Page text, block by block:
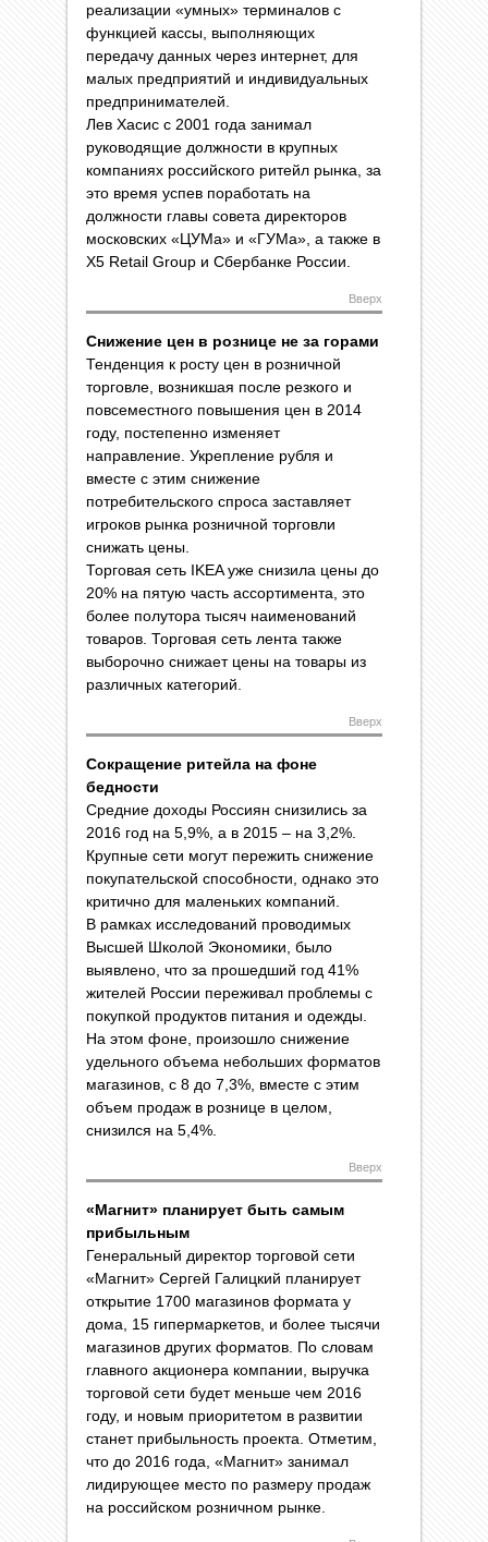
реализации «умных» терминалов с
функцией кассы, выполняющих
передачу данных через интернет, для
малых предприятий и индивидуальных
предпринимателей.
Лев Хасис с 2001 года занимал
руководящие должности в крупных
компаниях российского ритейл рынка, за
это время успев поработать на
должности главы совета директоров
московских «ЦУМа» и «ГУМа», а также в
X5 Retail Group и Сбербанке России.
Вверх
Снижение цен в рознице не за горами
Тенденция к росту цен в розничной
торговле, возникшая после резкого и
повсеместного повышения цен в 2014
году, постепенно изменяет
направление. Укрепление рубля и
вместе с этим снижение
потребительского спроса заставляет
игроков рынка розничной торговли
снижать цены.
Торговая сеть IKEA уже снизила цены до
20% на пятую часть ассортимента, это
более полутора тысяч наименований
товаров. Торговая сеть лента также
выборочно снижает цены на товары из
различных категорий.
Вверх
Сокращение ритейла на фоне
бедности
Средние доходы Россиян снизились за
2016 год на 5,9%, а в 2015 – на 3,2%.
Крупные сети могут пережить снижение
покупательской способности, однако это
критично для маленьких компаний.
В рамках исследований проводимых
Высшей Школой Экономики, было
выявлено, что за прошедший год 41%
жителей России переживал проблемы с
покупкой продуктов питания и одежды.
На этом фоне, произошло снижение
удельного объема небольших форматов
магазинов, с 8 до 7,3%, вместе с этим
объем продаж в рознице в целом,
снизился на 5,4%.
Вверх
«Магнит» планирует быть самым
прибыльным
Генеральный директор торговой сети
«Магнит» Сергей Галицкий планирует
открытие 1700 магазинов формата у
дома, 15 гипермаркетов, и более тысячи
магазинов других форматов. По словам
главного акционера компании, выручка
торговой сети будет меньше чем 2016
году, и новым приоритетом в развитии
станет прибыльность проекта. Отметим,
что до 2016 года, «Магнит» занимал
лидирующее место по размеру продаж
на российском розничном рынке.